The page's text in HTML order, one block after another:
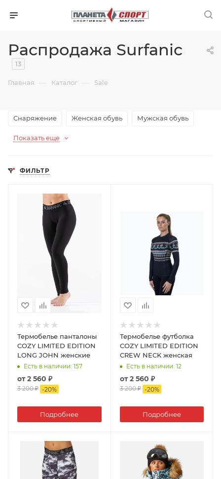
Распродажа Surfanic
13
Главная — Каталог — Sale
Снаряжение Женская обувь Мужская обувь
Показать еще
ФИЛЬТР
Термобелье панталоны
COZY LIMITED EDITION
LONG JOHN женские
Есть в наличии: 157
от2 560 ₽
3 200 ₽ -20%
Подробнее
Термобелье футболка
COZY LIMITED EDITION
CREW NECK женская
Есть в наличии: 12
от2 560 ₽
3 200 ₽ -20%
Подробнее